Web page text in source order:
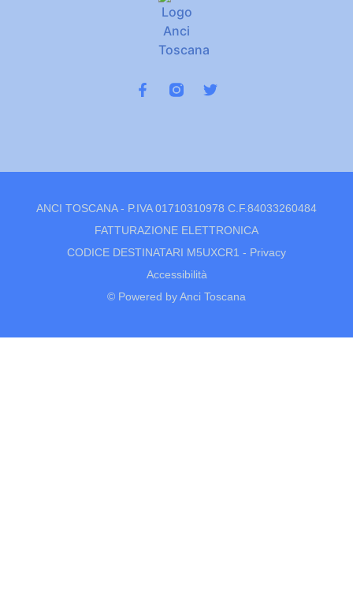
ANCI TOSCANA - P.IVA 01710310978 C.F.84033260484
FATTURAZIONE ELETTRONICA
CODICE DESTINATARI M5UXCR1 - Privacy
Accessibilità
© Powered by Anci Toscana